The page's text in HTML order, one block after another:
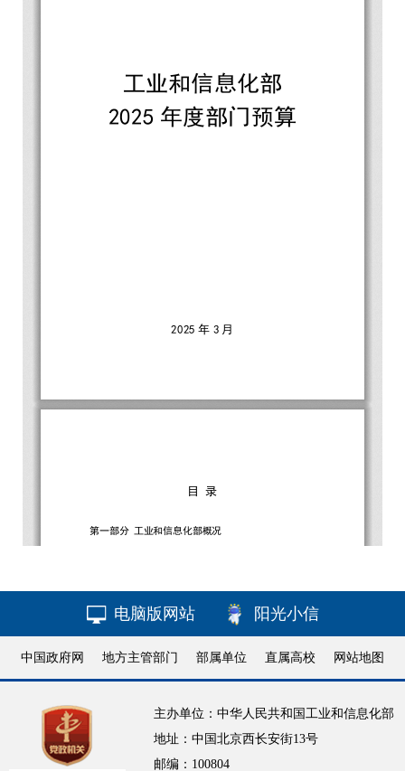
电脑版网站 阳光小信
中国政府网 地方主管部门 部属单位 直属高校 网站地图
主办单位：中华人民共和国工业和信息化部
地址：中国北京西长安街13号
邮编：100804